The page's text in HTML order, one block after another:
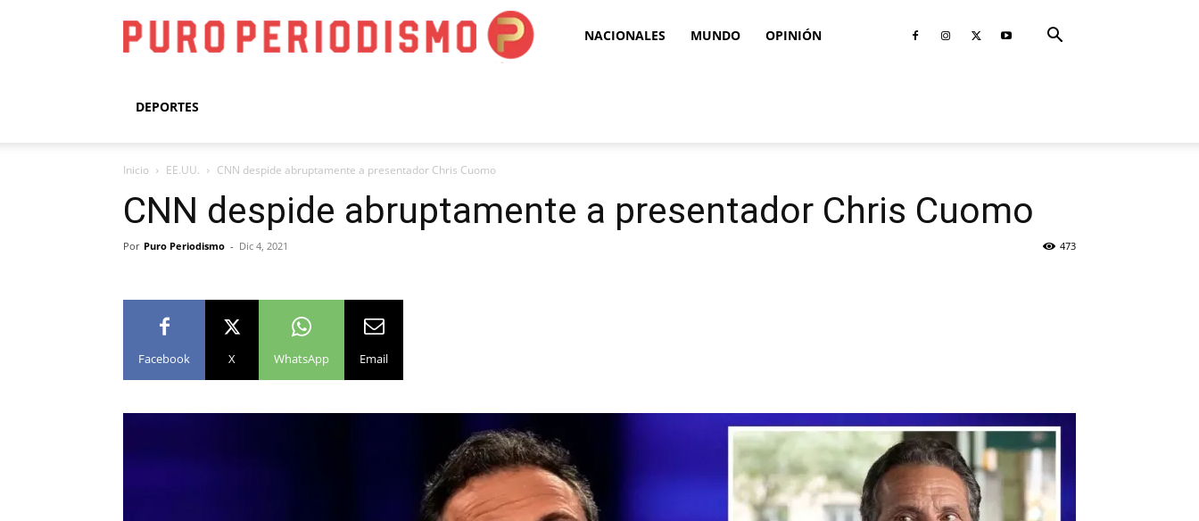
Puro NACIONALES MUNDO OPINIÓN
DEPORTES
Inicio EE.UU. CNN despide abruptamente a presentador Chris Cuomo
CNN despide abruptamente a presentador Chris Cuomo
Por Puro Periodismo - Dic 4, 2021 473
Facebook X WhatsApp Email